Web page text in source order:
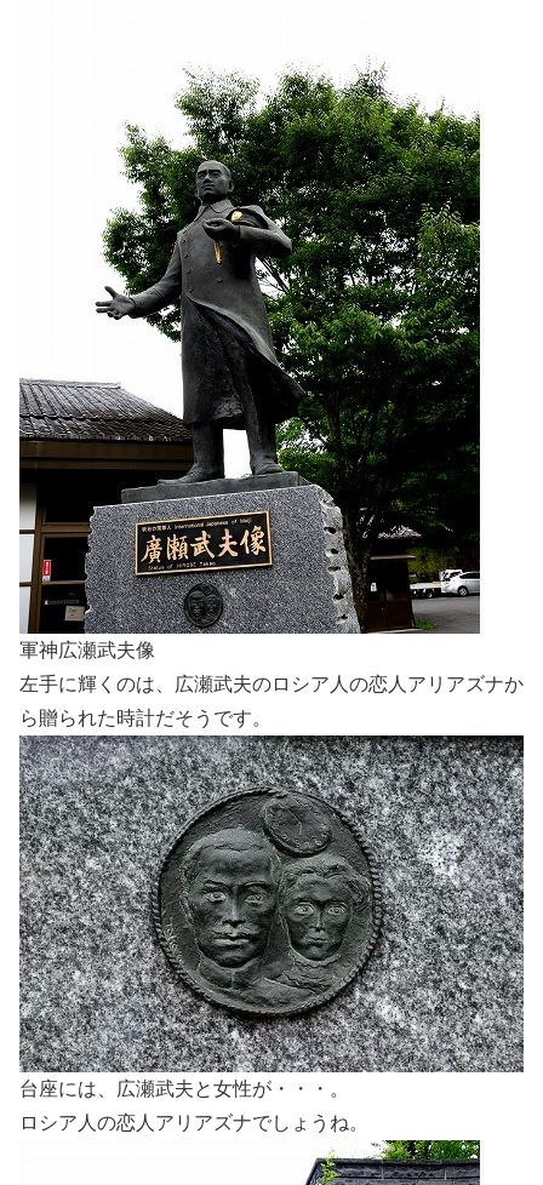
軍神広瀬武夫像
左手に輝くのは、広瀬武夫のロシア人の恋人アリアズナか
ら贈られた時計だそうです。
台座には、広瀬武夫と女性が・・・。
ロシア人の恋人アリアズナでしょうね。